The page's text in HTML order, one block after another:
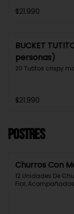
$21.990
BUCKET
personas)
20 Tutitos crispy
$21.990
Postres
Churros Con
12 Unidades De
Flor,